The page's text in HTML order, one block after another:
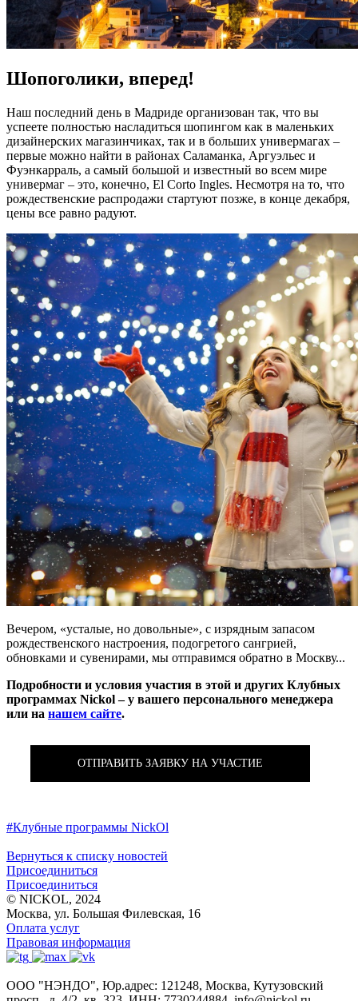
Шопоголики, вперед!
Наш последний день в Мадриде организован так, что вы
успеете полностью насладиться шопингом как в маленьких
дизайнерских магазинчиках, так и в больших универмагах –
первые можно найти в районах Саламанка, Аргуэльес и
Фуэнкарраль, а самый большой и известный во всем мире
универмаг – это, конечно, El Corto Ingles. Несмотря на то, что
рождественские распродажи стартуют позже, в конце декабря,
цены все равно радуют.
Вечером, «усталые, но довольные», с изрядным запасом
рождественского настроения, подогретого сангрией,
обновками и сувенирами, мы отправимся обратно в Москву...
Подробности и условия участия в этой и других Клубных
программах Nickol – у вашего персонального менеджера
или на нашем сайте.
ОТПРАВИТЬ ЗАЯВКУ НА УЧАСТИЕ
#Клубные программы NickOl
Вернуться к списку новостей
Присоединиться
Присоединиться
© NICKOL, 2024
Москва, ул. Большая Филевская, 16
Оплата услуг
Правовая информация
ООО "НЭНДО", Юр.адрес: 121248, Москва, Кутузовский